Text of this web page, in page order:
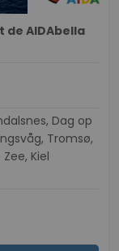
de AIDAbella
Tromsø,
Kiel